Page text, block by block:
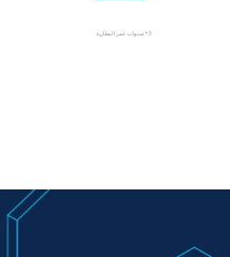
3+ سنوات عمر البطارية